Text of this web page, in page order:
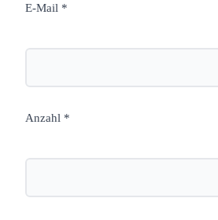
E-Mail *
Anzahl *